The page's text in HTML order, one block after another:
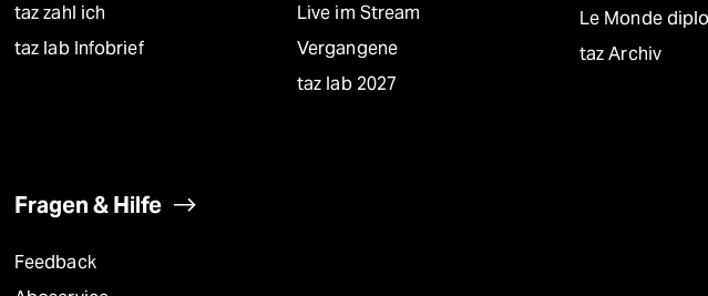
taz zahl ich
taz lab Infobrief
Live im Stream
Vergangene
taz lab 2027
Le Monde
taz Archiv
Fragen & Hilfe
Feedback